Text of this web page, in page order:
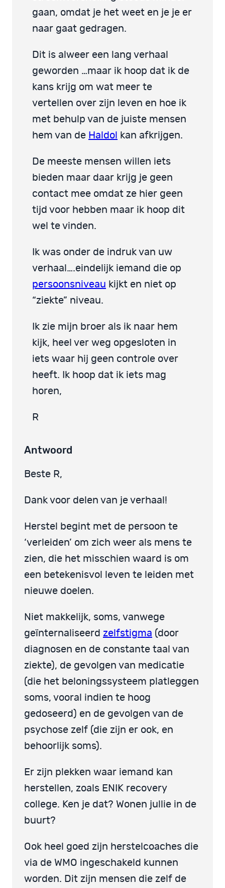
gaan, omdat je het weet en je je er
naar gaat gedragen.
Dit is alweer een lang verhaal
geworden …maar ik hoop dat ik de
kans krijg om wat meer te
vertellen over zijn leven en hoe ik
met behulp van de juiste mensen
hem van de Haldol kan afkrijgen.
De meeste mensen willen iets
bieden maar daar krijg je geen
contact mee omdat ze hier geen
tijd voor hebben maar ik hoop dit
wel te vinden.
Ik was onder de indruk van uw
verhaal….eindelijk iemand die op
persoonsniveau kijkt en niet op
“ziekte” niveau.
Ik zie mijn broer als ik naar hem
kijk, heel ver weg opgesloten in
iets waar hij geen controle over
heeft. Ik hoop dat ik iets mag
horen,
R
Antwoord
Beste R,
Dank voor delen van je verhaal!
Herstel begint met de persoon te
‘verleiden’ om zich weer als mens te
zien, die het misschien waard is om
een betekenisvol leven te leiden met
nieuwe doelen.
Niet makkelijk, soms, vanwege
geïnternaliseerd zelfstigma (door
diagnosen en de constante taal van
ziekte), de gevolgen van medicatie
(die het beloningssysteem platleggen
soms, vooral indien te hoog
gedoseerd) en de gevolgen van de
psychose zelf (die zijn er ook, en
behoorlijk soms).
Er zijn plekken waar iemand kan
herstellen, zoals ENIK recovery
college. Ken je dat? Wonen jullie in de
buurt?
Ook heel goed zijn herstelcoaches die
via de WMO ingeschakeld kunnen
worden. Dit zijn mensen die zelf de